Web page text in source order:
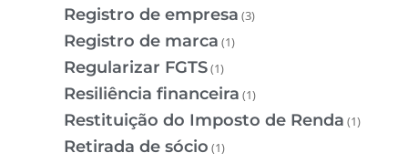
Registro de empresa (3)
Registro de marca (1)
Regularizar FGTS(1)
Resiliência financeira (1)
Restituição do Imposto de Renda (1)
Retirada de sócio (1)